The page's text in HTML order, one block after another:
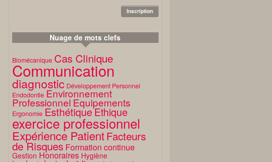
Nuage de mots clefs
Biomécanique Cas Clinique
Communication
diagnostic Développement Personnel
Endodontie Environnement
Professionnel Equipements
Ergonomie EsthétiqueEthique
exercice professionnel
Expérience PatientFacteurs
de Risques Formation continue
Gestion Honoraires Hygiène